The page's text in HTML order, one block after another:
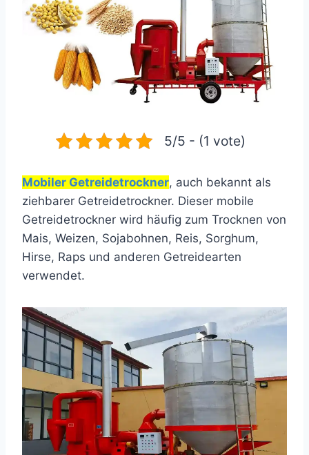
5/5 - (1 vote)
Mobiler Getreidetrockner, auch bekannt als
ziehbarer Getreidetrockner. Dieser mobile
Getreidetrockner wird häufig zum Trocknen von
Mais, Weizen, Sojabohnen, Reis, Sorghum,
Hirse, Raps und anderen Getreidearten
verwendet.